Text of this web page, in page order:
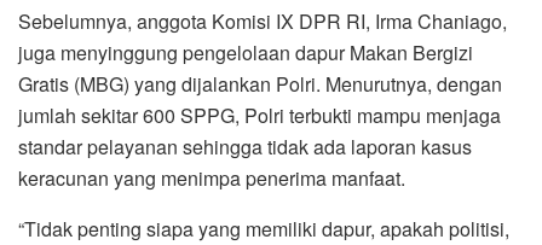
Sebelumnya, anggota Komisi IX DPR RI, Irma Chaniago,
juga menyinggung pengelolaan dapur Makan Bergizi
Gratis (MBG) yang dijalankan Polri. Menurutnya, dengan
jumlah sekitar 600 SPPG, Polri terbukti mampu menjaga
standar pelayanan sehingga tidak ada laporan kasus
keracunan yang menimpa penerima manfaat.
“Tidak penting siapa yang memiliki dapur, apakah politisi,